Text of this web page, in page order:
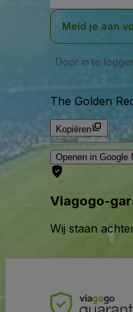
Meld je aan
Door in te
The Golden
Kopiëren
Openen in Google
Viagogo-
Wij staan